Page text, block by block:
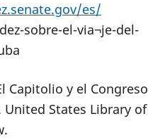
es/
sobre-el-via¬je-del-
Capitolio y el Congreso
United States Library of